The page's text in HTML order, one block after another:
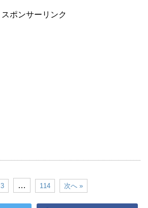
スポンサーリンク
3 … 114 次へ »